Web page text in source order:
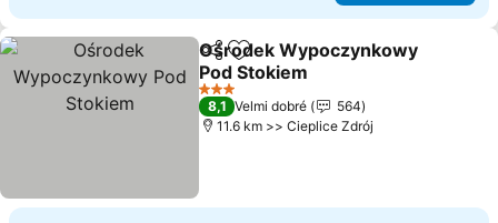
SdíletPřidat na seznam oblíbených
Ośrodek Wypoczynkowy
Pod Stokiem
Ukázat ceny
3 Počet hvězdiček
8,1 Velmi dobré
564
11.6 km >> Cieplice Zdrój